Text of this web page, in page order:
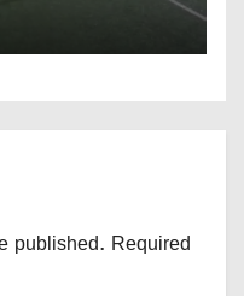
published. Required